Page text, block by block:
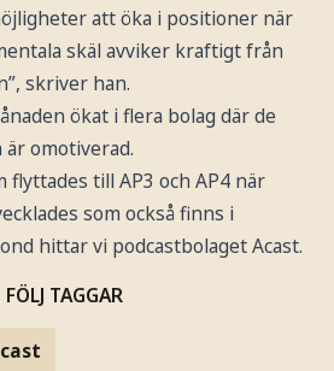
att öka i positioner när
skäl avviker kraftigt från
skriver han.
ökat i flera bolag där de
omotiverad.
flyttades till AP3 och AP4 när
som också finns i
hittar vi podcastbolaget Acast.
FÖLJ TAGGAR